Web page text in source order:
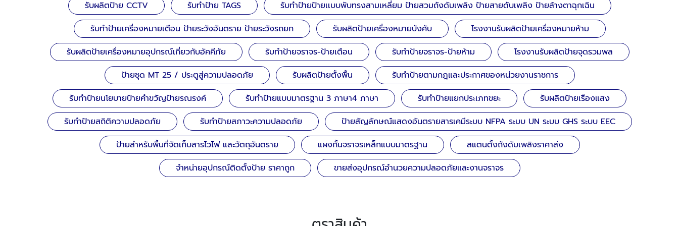
รับผลิตป้าย CCTV รับทำป้าย TAGS
รับทำป้ายป้ายเเบบพับทรงสามเหลี่ยม ป้ายสวมถังดับเพลิง ป้ายสายดับเพลิง ป้ายล้างตาฉุกเฉิน
รับทำป้ายเครื่องหมายเตือน ป้ายระวังอันตราย ป้ายระวังรถยก
รับผลิตป้ายเครื่องหมายบังคับ
โรงงานรับผลิตป้ายเครื่องหมายห้าม
รับผลิตป้ายเครื่องหมายอุปกรณ์เกี่ยวกับอัคคีภัย
รับทำป้ายจราจร-ป้ายเตือน รับทำป้ายจราจร-ป้ายห้าม
โรงงานรับผลิตป้ายจุดรวมพล
ป้ายชุด MT 25 / ประตูสู่ความปลอดภัย
รับผลิตป้ายตั้งพื้น
รับทำป้ายตามกฎและประกาศของหน่วยงานราชการ
รับทำป้ายนโยบายป้ายคำขวัญป้ายรณรงค์
รับทำป้ายแบบมาตรฐาน 3 ภาษา4 ภาษา รับทำป้ายแยกประเภทขยะ
รับผลิตป้ายเรืองแสง
รับทำป้ายสถิติความปลอดภัย
รับทำป้ายสภาวะความปลอดภัย
ป้ายสัญลักษณ์แสดงอันตรายสารเคมีระบบ NFPA ระบบ UN ระบบ GHS ระบบ EEC
ป้ายสำหรับพื้นที่จัดเก็บสารไวไฟ และวัตถุอันตราย
แผงกั้นจราจรเหล็กแบบมาตรฐาน
สแตนตั้งถังดับเพลิงราคาส่ง
จำหน่ายอุปกรณ์ติดตั้งป้าย ราคาถูก
ขายส่งอุปกรณ์อำนวยความปลอดภัยและงานจราจร